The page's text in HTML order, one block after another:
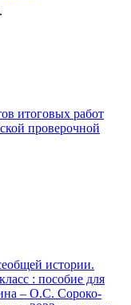
итоговых работ
проверочной
истории.
: пособие для
– О.С. Сороко-